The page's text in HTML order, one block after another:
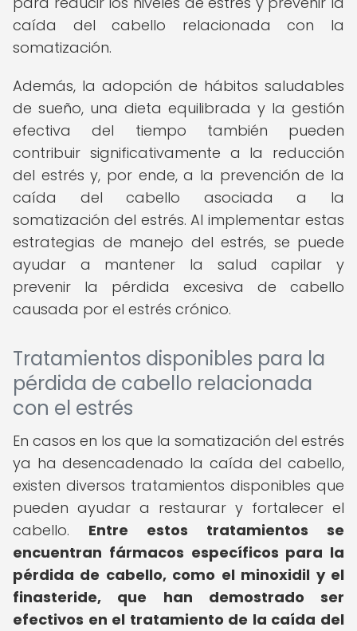
caída del cabello relacionada con la
somatización.
Además, la adopción de hábitos saludables
de sueño, una dieta equilibrada y la gestión
efectiva del tiempo también pueden
contribuir significativamente a la reducción
del estrés y, por ende, a la prevención de la
caída del cabello asociada a la
somatización del estrés. Al implementar estas
estrategias de manejo del estrés, se puede
ayudar a mantener la salud capilar y
prevenir la pérdida excesiva de cabello
causada por el estrés crónico.
Tratamientos disponibles para la
pérdida de cabello relacionada
con el estrés
En casos en los que la somatización del estrés
ya ha desencadenado la caída del cabello,
existen diversos tratamientos disponibles que
pueden ayudar a restaurar y fortalecer el
cabello. Entre estos tratamientos se
encuentran fármacos específicos para la
pérdida de cabello, como el minoxidil y el
finasteride, que han demostrado ser
efectivos en el tratamiento de la caída del